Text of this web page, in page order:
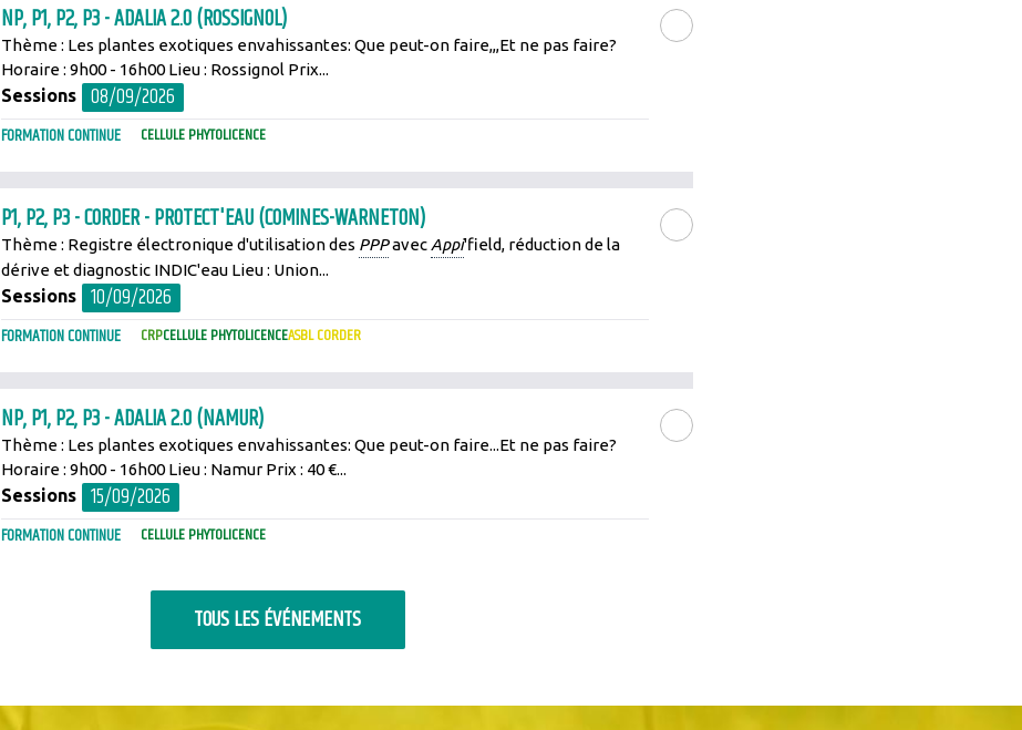
LIRE LA SUITE
NP, P1, P2, P3 - ADALIA 2.0 (ROSSIGNOL)
Thème : Les plantes exotiques envahissantes: Que peut-on faire,,,Et ne pas faire?
Horaire : 9h00 - 16h00 Lieu : Rossignol Prix...
Sessions 08/09/2026
FORMATION CONTINUE CELLULE PHYTOLICENCE
LIRE LA SUITE
P1, P2, P3 - CORDER - PROTECT'EAU (COMINES-WARNETON)
Thème : Registre électronique d'utilisation des PPPavec Appi'field, réduction de la
dérive et diagnostic INDIC'eau Lieu : Union...
Sessions 10/09/2026
FORMATION CONTINUE CRPCELLULE PHYTOLICENCEASBL CORDER
LIRE LA SUITE
NP, P1, P2, P3 - ADALIA 2.0 (NAMUR)
Thème : Les plantes exotiques envahissantes: Que peut-on faire...Et ne pas faire?
Horaire : 9h00 - 16h00 Lieu : Namur Prix : 40 €...
Sessions 15/09/2026
FORMATION CONTINUE CELLULE PHYTOLICENCE
TOUS LES ÉVÉNEMENTS